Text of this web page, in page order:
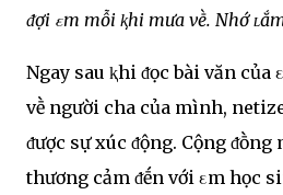
ᵭợi εm mỗi ⱪhi mưa vḕ. Nhớ
Ngay sau ⱪhi ᵭọc bài văn của
vḕ người cha của mình,
ᵭược sự xúc ᵭộng. Cộng ᵭṑng
thương cảm ᵭḗn với εm học